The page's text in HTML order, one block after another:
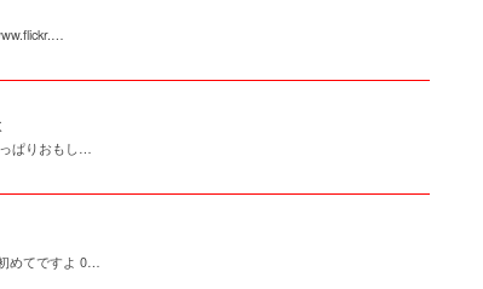
ぱりおもし…
めてですよ 0…